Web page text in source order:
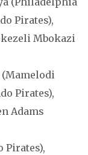
Pirates),
Mbokazi
(Mamelodi
Pirates),
Adams
Pirates),